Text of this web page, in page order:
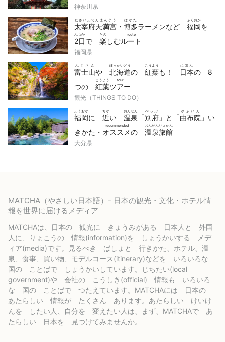
神奈川県
太宰府天満宮
だざいふてんまんぐう
・ 博多
はかた
ラーメンなど 福岡
ふくおか
を
2日
ふつか
で 楽
たの
しむルート
route
福岡県
富士山
ふじさん
や 北海道
ほっかいどう
の 紅葉
こうよう
も！ 日本
にほん
の 8
つの 紅葉
こうよう
ツアー
tour
観光（THINGS TO DO）
福岡
ふくおか
に 近
ちか
い 温泉
おんせん
「別府
べっぷ
」と「由布院
ゆふいん
」い
きかた・ オススメ
recommended
の 温泉旅館
おんせんりょかん
大分県
MATCHA（やさしい日本語）- 日本の観光・文化・ホテル情
報を世界に届けるメディア
MATCHAは、日本の 観光に きょうみがある 日本人と 外国
人に、りょこうの 情報(information)を しょうかいする メデ
ィア(media)です。見るべき ばしょと 行きかた、ホテル、温
泉、食事、買い物、モデルコース(itinerary)などを いろいろな
国の ことばで しょうかいしています。じちたい(local
government)や 会社の こうしき(official) 情報も いろいろ
な 国の ことばで つたえています。MATCHAには 日本の
あたらしい 情報が たくさん あります。あたらしい けいけ
んを したい人、自分を 変えたい人は、まず、MATCHAで あ
たらしい 日本を 見つけてみませんか。